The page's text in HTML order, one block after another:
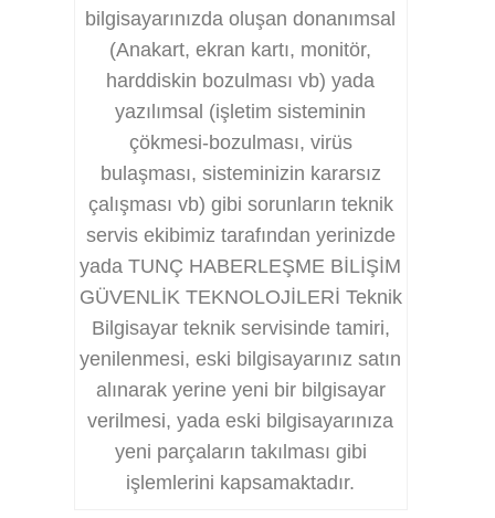
bilgisayarınızda oluşan donanımsal
(Anakart, ekran kartı, monitör,
harddiskin bozulması vb) yada
yazılımsal (işletim sisteminin
çökmesi-bozulması, virüs
bulaşması, sisteminizin kararsız
çalışması vb) gibi sorunların teknik
servis ekibimiz tarafından yerinizde
yada TUNÇ HABERLEŞME BİLİŞİM
GÜVENLİK TEKNOLOJİLERİ Teknik
Bilgisayar teknik servisinde tamiri,
yenilenmesi, eski bilgisayarınız satın
alınarak yerine yeni bir bilgisayar
verilmesi, yada eski bilgisayarınıza
yeni parçaların takılması gibi
işlemlerini kapsamaktadır.